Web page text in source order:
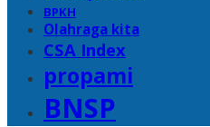
BPKH
Olahraga kita
CSA Index
propami
BNSP